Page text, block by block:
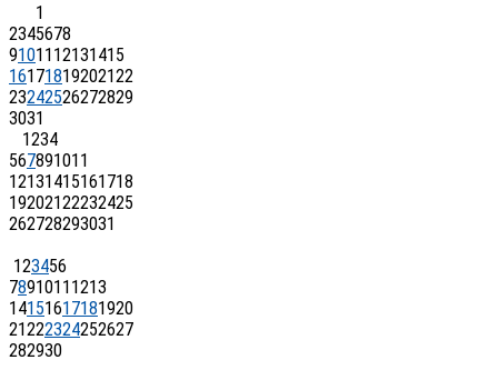
1
2345678
9101112131415
16171819202122
23242526272829
3031
1234
567891011
12131415161718
19202122232425
262728293031
123456
78910111213
14151617181920
21222324252627
282930